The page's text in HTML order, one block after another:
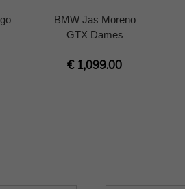
BMW Jas Moreno
GTX Dames
€ 1,099.00